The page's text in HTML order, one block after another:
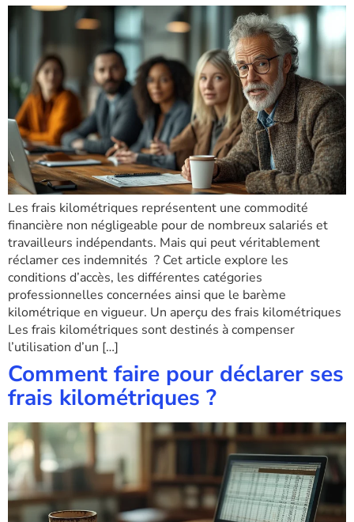
Les frais kilométriques représentent une commodité
financière non négligeable pour de nombreux salariés et
travailleurs indépendants. Mais qui peut véritablement
réclamer ces indemnités ? Cet article explore les
conditions d’accès, les différentes catégories
professionnelles concernées ainsi que le barème
kilométrique en vigueur. Un aperçu des frais kilométriques
Les frais kilométriques sont destinés à compenser
l’utilisation d’un […]
Comment faire pour déclarer ses
frais kilométriques ?